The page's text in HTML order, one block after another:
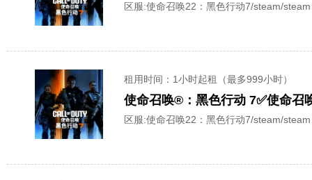
区服:使命召唤22：黑色行动7/steam/steam
租用时间 ：1小时起租（最多999小时）
区服:使命召唤22：黑色行动7/steam/steam